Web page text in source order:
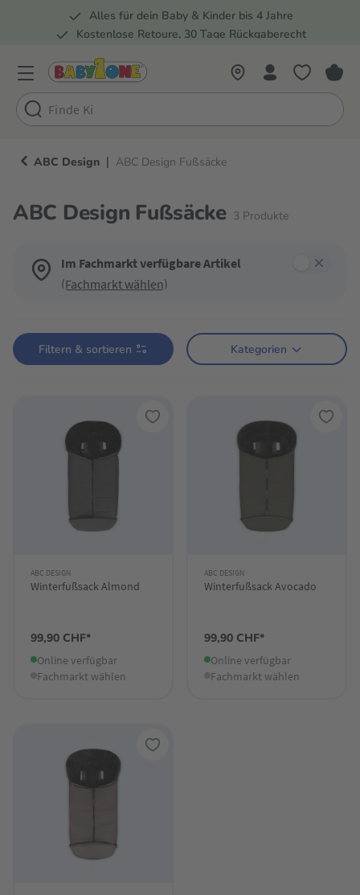
Zur Hauptnavigation springen
Alles für dein Baby & Kinder bis 4 Jahre
Kostenlose Retoure, 30 Tage Rückgaberecht
ABC Design | ABC Design Fußsäcke
ABC Design Fußsäcke 3 Produkte
Im Fachmarkt verfügbare Artikel
(Fachmarkt wählen)
Filtern & sortieren Kategorien
ABC DESIGN
Winterfußsack Almond
99,90 CHF*
Online verfügbar
Fachmarkt wählen
ABC DESIGN
Winterfußsack Avocado
99,90 CHF*
Online verfügbar
Fachmarkt wählen